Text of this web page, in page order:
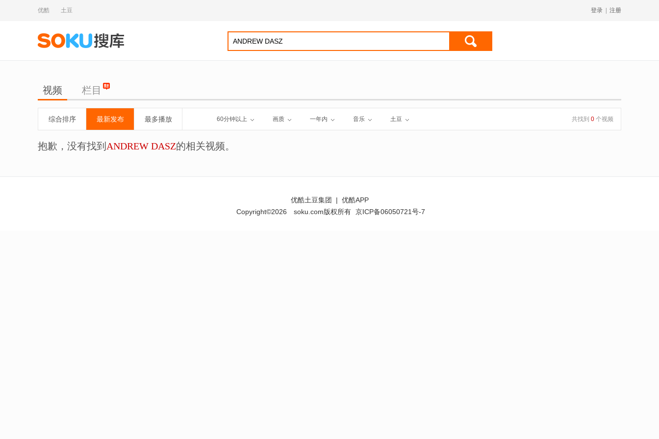
优酷 土豆 登录 注册
视频 栏目
综合排序 最新发布 最多播放 60分钟以上 画质 一年内 音乐 土豆 共找到 0 个视频
抱歉，没有找到 ANDREW DASZ的相关视频。
优酷土豆集团 | 优酷APP
Copyright©2026
soku.com版权所有 京ICP备06050721号-7